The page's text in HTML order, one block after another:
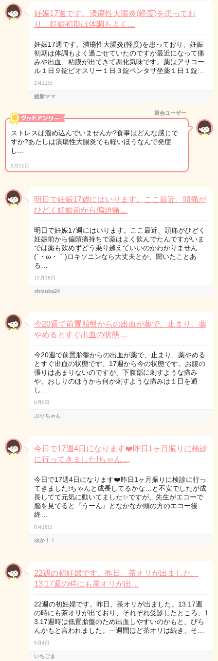
妊娠17週です。潰瘍性大腸炎(軽度)を患ってお
り、妊娠初期は体調もよく…
妊娠17週です。潰瘍性大腸炎(軽度)を患っており、妊娠
初期は体調もよく過ごせていたのですが最近になって痛
みや出血、粘膜が出てきて悪化気味です。薬はアサコー
ル１日９錠ビオスリー１日３錠ペンタサ坐薬１日１錠…
2月11日
綾新ママ
退会ユーザー
ストレスは溜め込んでいませんか?食事はどんな感じで
すか?あたしは潰瘍性大腸炎でも軽いほうなんで発症
し…
2月11日
明日で妊娠17週にはいります。ここ最近、頭痛が
ひどく妊娠前から偏頭痛…
明日で妊娠17週にはいります。ここ最近、頭痛がひどく
妊娠前から偏頭痛持ちで薬はよく飲んでたんですがいま
では薬も飲めずどう乗り越えていいのかわかりません
(´・ω・｀)ロキソニンなら大丈夫とか、聞いたことあ
る…
12月18日
shizuka24
今20週で前置胎盤からの出血が薬で、止まり、薬
やめるとすぐ出血の状態…
今20週で前置胎盤からの出血が薬で、止まり、薬やめる
とすぐ出血の状態です。17週から今の状態です。お腹の
張りはあまりないのですが、下腹部に刺すような痛み
や、おしりのほうから何か刺すような痛みは１日を通
し…
9月6日
ぶりちゃん
今日で17週4日になります❤️昨日1ヶ月振りに検診
に行ってきました!ちゃん…
今日で17週4日になります❤️昨日1ヶ月振りに検診に行っ
てきました!ちゃんと成長してるかな…と不安でしたが成
長してて元気に動いてました✨ですが、先生がエコーで
脳を見てると『うーん』となかなか頭の方のエコー後
終…
8月18日
ゆか！！
22週の初妊婦です。昨日、茶オリが出ました。
13.17週の時にも茶オリが出…
22週の初妊婦です。昨日、茶オリが出ました。13.17週
の時にも茶オリが出ており、それぞれ受診したところ、1
3.17週時は低置胎盤のため出血しやすいのかもと、びら
んかもと言われました。一週間ほど茶オリは続き、そ…
5月4日
いちごま